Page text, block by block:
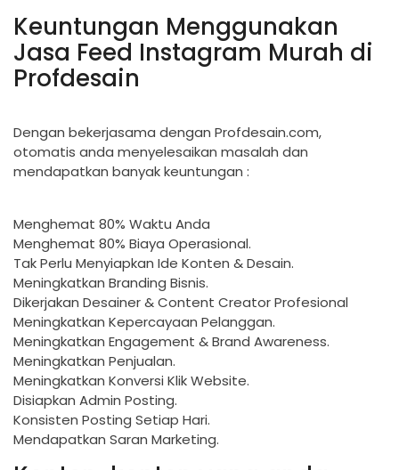
Keuntungan Menggunakan
Jasa Feed Instagram Murah di
Profdesain
Dengan bekerjasama dengan Profdesain.com,
otomatis anda menyelesaikan masalah dan
mendapatkan banyak keuntungan :
Menghemat 80% Waktu Anda
Menghemat 80% Biaya Operasional.
Tak Perlu Menyiapkan Ide Konten & Desain.
Meningkatkan Branding Bisnis.
Dikerjakan Desainer & Content Creator Profesional
Meningkatkan Kepercayaan Pelanggan.
Meningkatkan Engagement & Brand Awareness.
Meningkatkan Penjualan.
Meningkatkan Konversi Klik Website.
Disiapkan Admin Posting.
Konsisten Posting Setiap Hari.
Mendapatkan Saran Marketing.